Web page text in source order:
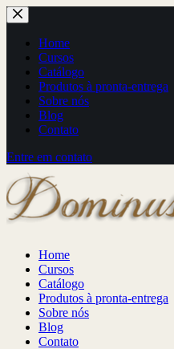
Pular
para
conteúdo
Home
Cursos
Catálogo
Produtos à pronta-entrega
Sobre nós
Blog
Contato
Entre em contato
Home
Cursos
Catálogo
Produtos à pronta-entrega
Sobre nós
Blog
Contato